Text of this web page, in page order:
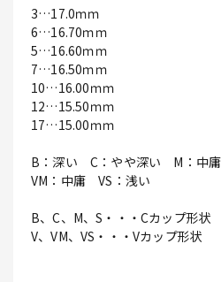
3…17.0ｍｍ
6…16.70ｍｍ
5…16.60ｍｍ
7…16.50ｍｍ
10…16.00ｍｍ
12…15.50ｍｍ
17…15.00ｍｍ
B：深い C：やや深い M：中
VM：中庸 VS：浅い
B、C、M、S・・・Cカップ形状
V、VM、VS・・・Vカップ形状